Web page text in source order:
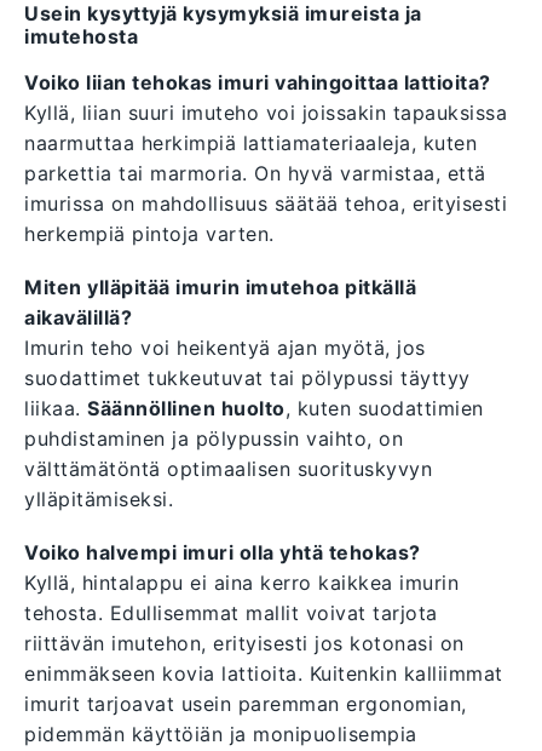
Usein kysyttyjä kysymyksiä imureista ja
imutehosta
Voiko liian tehokas imuri vahingoittaa lattioita?
Kyllä, liian suuri imuteho voi joissakin tapauksissa
naarmuttaa herkimpiä lattiamateriaaleja, kuten
parkettia tai marmoria. On hyvä varmistaa, että
imurissa on mahdollisuus säätää tehoa, erityisesti
herkempiä pintoja varten.
Miten ylläpitää imurin imutehoa pitkällä
aikavälillä?
Imurin teho voi heikentyä ajan myötä, jos
suodattimet tukkeutuvat tai pölypussi täyttyy
liikaa. Säännöllinen huolto, kuten suodattimien
puhdistaminen ja pölypussin vaihto, on
välttämätöntä optimaalisen suorituskyvyn
ylläpitämiseksi.
Voiko halvempi imuri olla yhtä tehokas?
Kyllä, hintalappu ei aina kerro kaikkea imurin
tehosta. Edullisemmat mallit voivat tarjota
riittävän imutehon, erityisesti jos kotonasi on
enimmäkseen kovia lattioita. Kuitenkin kalliimmat
imurit tarjoavat usein paremman ergonomian,
pidemmän käyttöiän ja monipuolisempia